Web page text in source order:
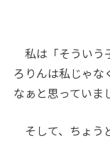
私は「そういう
ろりんは私じゃな
なぁと思っていま
そして、ちょう